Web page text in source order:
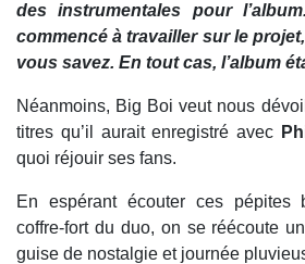
des instrumentales pour
commencé à travailler sur le
vous savez. En tout cas, l’album
Néanmoins, Big Boi veut nous
titres qu’il aurait enregistré avec
quoi réjouir ses fans.
En espérant écouter ces pépites
coffre-fort du duo, on se réécoute
guise de nostalgie et journée